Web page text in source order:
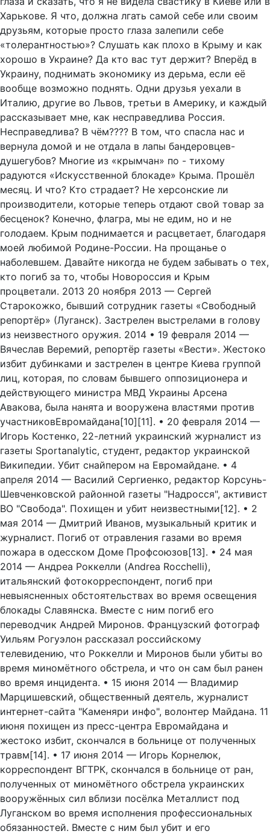
Харькове. Я что, должна лгать самой себе или своим
друзьям, которые просто глаза залепили себе
«толерантностью»? Слушать как плохо в Крыму и как
хорошо в Украине? Да кто вас тут держит? Вперёд в
Украину, поднимать экономику из дерьма, если её
вообще возможно поднять. Одни друзья уехали в
Италию, другие во Львов, третьи в Америку, и каждый
рассказывает мне, как несправедлива Россия.
Несправедлива? В чём???? В том, что спасла нас и
вернула домой и не отдала в лапы бандеровцев-
душегубов? Многие из «крымчан» по - тихому
радуются «Искусственной блокаде» Крыма. Прошёл
месяц. И что? Кто страдает? Не херсонские ли
производители, которые теперь отдают свой товар за
бесценок? Конечно, флагра, мы не едим, но и не
голодаем. Крым поднимается и расцветает, благодаря
моей любимой Родине-России. На прощанье о
наболевшем. Давайте никогда не будем забывать о тех,
кто погиб за то, чтобы Новороссия и Крым
процветали. 2013 20 ноября 2013 — Сергей
Старокожко, бывший сотрудник газеты «Свободный
репортёр» (Луганск). Застрелен выстрелами в голову
из неизвестного оружия. 2014 • 19 февраля 2014 —
Вячеслав Веремий, репортёр газеты «Вести». Жестоко
избит дубинками и застрелен в центре Киева группой
лиц, которая, по словам бывшего оппозиционера и
действующего министра МВД Украины Арсена
Авакова, была нанята и вооружена властями против
участниковЕвромайдана[10][11]. • 20 февраля 2014 —
Игорь Костенко, 22-летний украинский журналист из
газеты Sportanalytic, студент, редактор украинской
Википедии. Убит снайпером на Евромайдане. • 4
апреля 2014 — Василий Сергиенко, редактор Корсунь-
Шевченковской районной газеты "Надросся", активист
ВО "Свобода". Похищен и убит неизвестными[12]. • 2
мая 2014 — Дмитрий Иванов, музыкальный критик и
журналист. Погиб от отравления газами во время
пожара в одесском Доме Профсоюзов[13]. • 24 мая
2014 — Андреа Роккелли (Andrea Rocchelli),
итальянский фотокорреспондент, погиб при
невыясненных обстоятельствах во время освещения
блокады Славянска. Вместе с ним погиб его
переводчик Андрей Миронов. Французский фотограф
Уильям Рогуэлон рассказал российскому
телевидению, что Роккелли и Миронов были убиты во
время миномётного обстрела, и что он сам был ранен
во время инцидента. • 15 июня 2014 — Владимир
Марцишевский, общественный деятель, журналист
интернет-сайта "Каменяри инфо", волонтер Майдана. 11
июня похищен из пресс-центра Евромайдана и
жестоко избит, скончался в больнице от полученных
травм[14]. • 17 июня 2014 — Игорь Корнелюк,
корреспондент ВГТРК, скончался в больнице от ран,
полученных от миномётного обстрела украинских
вооружённых сил вблизи посёлка Металлист под
Луганском во время исполнения профессиональных
обязанностей. Вместе с ним был убит и его